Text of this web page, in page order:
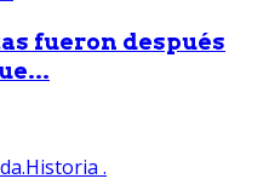
fueron después